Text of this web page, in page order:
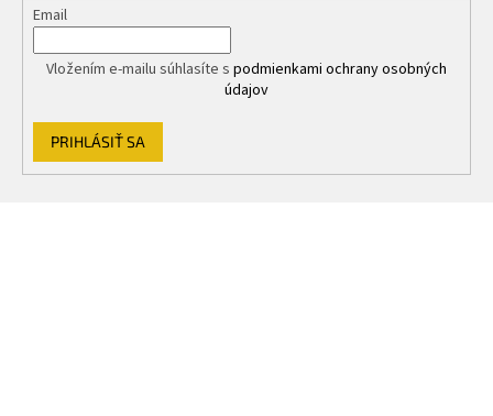
Email
Vložením e-mailu súhlasíte s podmienkami ochrany osobných
údajov
PRIHLÁSIŤ SA